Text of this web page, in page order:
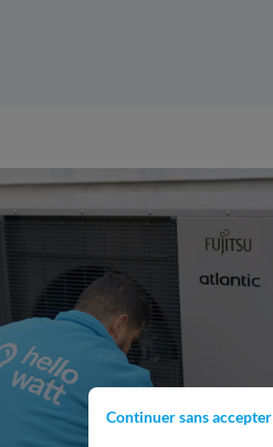
Continuer sans accepter